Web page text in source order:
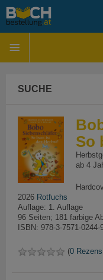
SUCHE
So
ab 4
2026 Rotfuchs
Auflage: 1. Auflage
96 Seiten; 181 farbige
ISBN: 978-3-7571-0244-
(0